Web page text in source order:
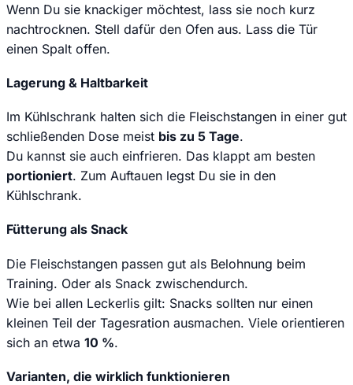
Wenn Du sie knackiger möchtest, lass sie noch kurz
nachtrocknen. Stell dafür den Ofen aus. Lass die Tür
einen Spalt offen.
Lagerung & Haltbarkeit
Im Kühlschrank halten sich die Fleischstangen in einer gut
schließenden Dose meist bis zu 5 Tage.
Du kannst sie auch einfrieren. Das klappt am besten
portioniert. Zum Auftauen legst Du sie in den
Kühlschrank.
Fütterung als Snack
Die Fleischstangen passen gut als Belohnung beim
Training. Oder als Snack zwischendurch.
Wie bei allen Leckerlis gilt: Snacks sollten nur einen
kleinen Teil der Tagesration ausmachen. Viele orientieren
sich an etwa 10 %.
Varianten, die wirklich funktionieren